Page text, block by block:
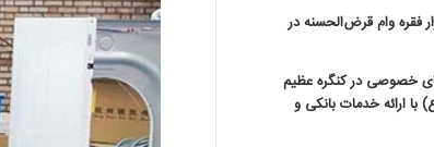
۵۰۰ هزار فقره وام قرض‌الحسنه در
خصوصی در کنگره عظیم
ارائه خدمات بانکی و